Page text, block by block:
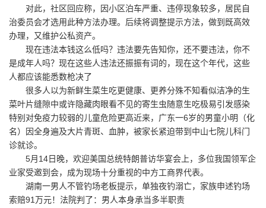
对此，社区回应称，因小区泊车严重、违停现象较多，居民自
治委员会才选用此种方法办理。后续将调整提示方法，做到既高效
办理，又维护公私资产。
现在违法本钱这么低吗？违法要先告知你，还不要违法，你不
是成年人吗？现在这些人违法还振振有词的，现在这个年代，这些
人都应该能悉数枪决了
很多人以为新鲜生菜生吃更健康、更养分殊不知看似洁净的生
菜叶片缝隙中或许隐藏肉眼看不见的寄生虫随意生吃极易引发感染
特别对免疫力较弱的儿童危险更高近来，广东一6岁的男童小明（化
名）因全身遍及大片青斑、血肿，被家长紧迫带到中山七院儿科门
诊就诊。
5月14日晚，欢迎美国总统特朗普访华宴会上，多位我国领军企
业家受邀到会，成为现场十分重视的中方工商界代表。
湖南一男人不管钓场老板提示，单独夜钓溺亡，家族申述钓场
索赔91万元！法院判了：男人本身承当多半职责